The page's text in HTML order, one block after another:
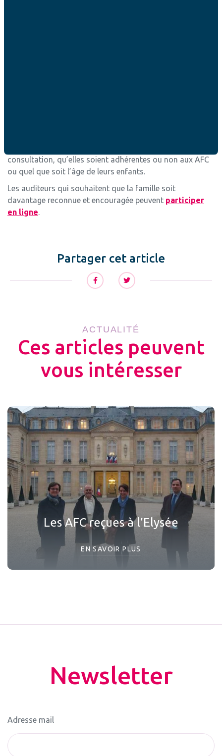
consultation, qu’elles soient adhérentes ou non aux AFC
ou quel que soit l’âge de leurs enfants.
Les auditeurs qui souhaitent que la famille soit
davantage reconnue et encouragée peuvent participer
en ligne.
Partager cet article
ACTUALITÉ
Ces articles peuvent
vous intéresser
Les AFC reçues à l’Elysée
EN SAVOIR PLUS
Newsletter
Adresse mail